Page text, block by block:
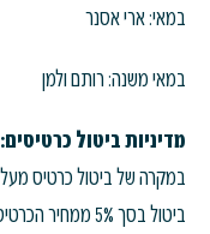
במאי: ארי אסנר
במאי משנה: רותם ולמן
מדיניות ביטול כרטיסים:
ביטול בסך 5% ממחיר הכרטיס